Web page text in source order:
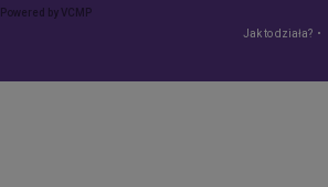
Powered byVCMP
Jak to działa?